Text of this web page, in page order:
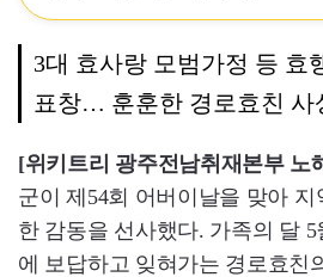
3대 효사랑 모범가정 등 효
표창… 훈훈한 경로효친 사
[위키트리 광주전남취재본부 노
군이 제54회 어버이날을 맞아
한 감동을 선사했다. 가족의 달 5
에 보답하고 잊혀가는 경로효친